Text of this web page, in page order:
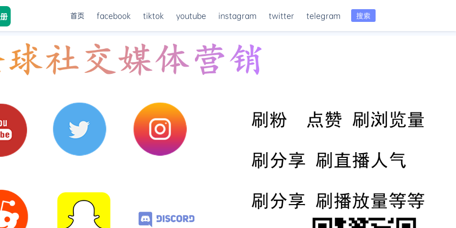
搜索
首页 facebook tiktok youtube instagram twitter telegram